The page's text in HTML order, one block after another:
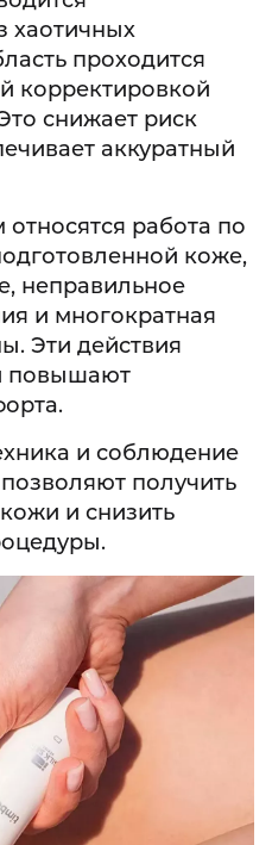
хаотичных
проходится
корректировкой
снижает риск
аккуратный
работа по
коже,
неправильное
и многократная
Эти действия
повышают
и соблюдение
получить
и снизить